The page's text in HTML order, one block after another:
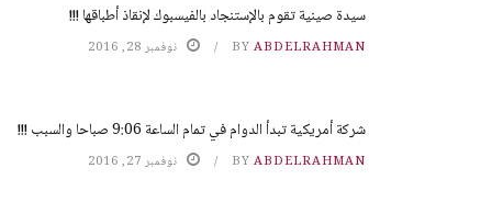
سيدة صينية تقوم بالإستنجاد بالفيسبوك لإنقاذ أطباقها !!!
BY ABDELRAHMAN نوفمبر 28, 2016
شركة أمريكية تبدأ الدوام في تمام الساعة 9:06 صباحا والسبب !!!
BY ABDELRAHMAN نوفمبر 27, 2016